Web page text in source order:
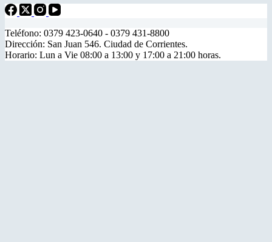
Teléfono: 0379 423-0640 - 0379 431-8800
Dirección: San Juan 546. Ciudad de Corrientes.
Horario: Lun a Vie 08:00 a 13:00 y 17:00 a 21:00 horas.